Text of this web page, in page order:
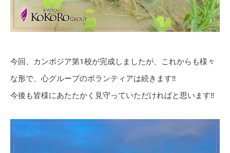
今回、カンボジア第1校が完成しましたが、これからも様々
な形で、心グループのボランティアは続きます‼︎
今後も皆様にあたたかく見守っていただければと思います‼︎